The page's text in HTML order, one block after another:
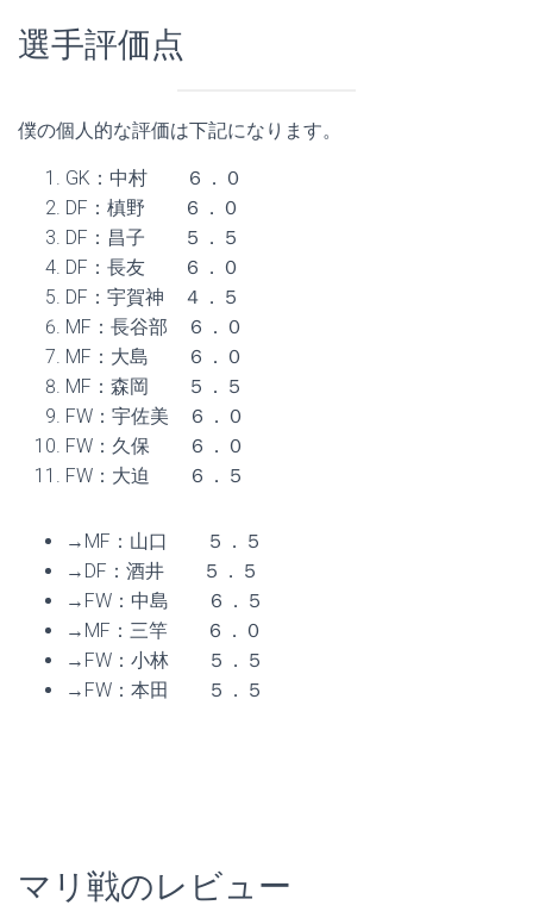
選手評価点
僕の個人的な評価は下記になります。
GK：中村 ６．０
DF：槙野 ６．０
DF：昌子 ５．５
DF：長友 ６．０
DF：宇賀神 ４．５
MF：長谷部 ６．０
MF：大島 ６．０
MF：森岡 ５．５
FW：宇佐美 ６．０
FW：久保 ６．０
FW：大迫 ６．５
→MF：山口 ５．５
→DF：酒井 ５．５
→FW：中島 ６．５
→MF：三竿 ６．０
→FW：小林 ５．５
→FW：本田 ５．５
マリ戦のレビュー